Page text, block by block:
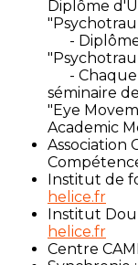
Diplôme
- Diplôme
- Chaque
séminaire
"Eye
Academic
Association
Institut de
helice.fr
Institut
helice.fr
Centre